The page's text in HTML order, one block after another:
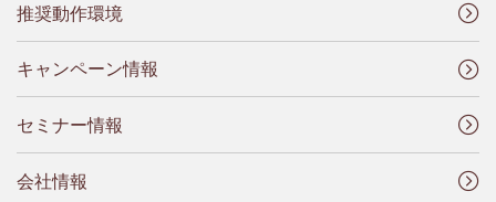
推奨動作環境
キャンペーン情報
セミナー情報
会社情報